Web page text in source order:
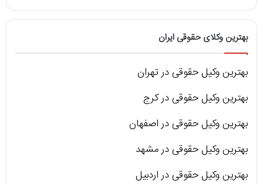
بهترین وکلای حقوقی ایران
بهترین وکیل حقوقی در تهران
بهترین وکیل حقوقی در کرج
بهترین وکیل حقوقی در اصفهان
بهترین وکیل حقوقی در مشهد
بهترین وکیل حقوقی در اردبیل